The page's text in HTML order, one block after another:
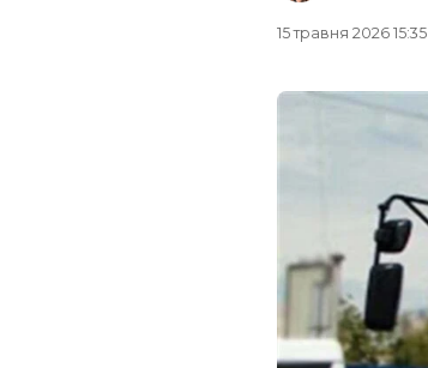
15 травня 2026 15:35